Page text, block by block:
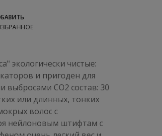
экологически чистые:
и пригоден для
CO2 состав: 30
или длинных, тонких
волос с
нейлоновым штифтам с